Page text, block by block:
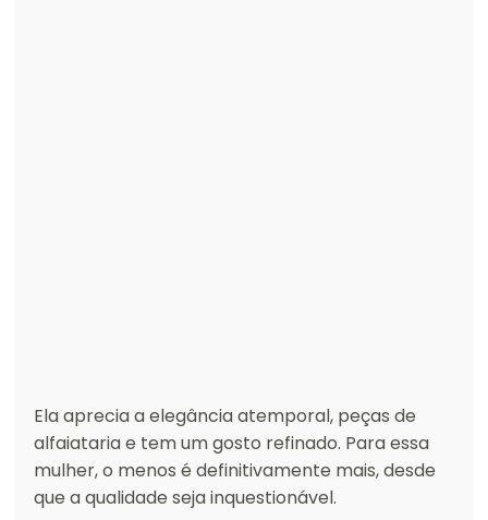
Ela aprecia a elegância atemporal, peças de
alfaiataria e tem um gosto refinado. Para essa
mulher, o menos é definitivamente mais, desde
que a qualidade seja inquestionável.